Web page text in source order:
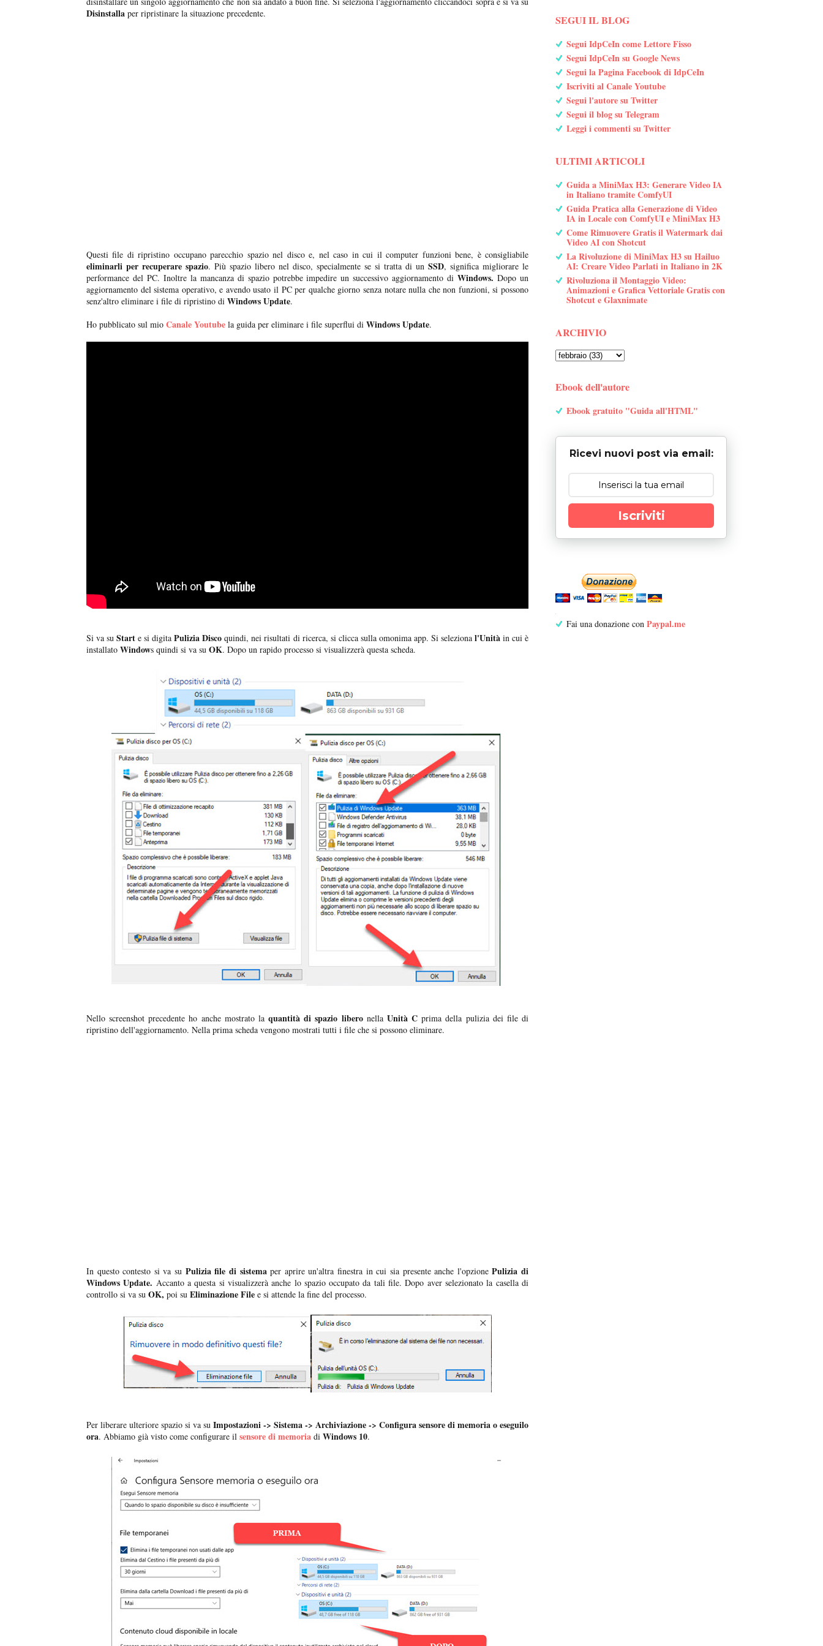
Disinstalla per ripristinare la situazione precedente.
Questi file di ripristino occupano parecchio spazio nel disco e, nel caso in cui il computer funzioni bene, è consigliabile
eliminarli per recuperare spazio. Più spazio libero nel disco, specialmente se si tratta di un SSD, significa migliorare le
performance del PC. Inoltre la mancanza di spazio potrebbe impedire un successivo aggiornamento diWindows. Dopo un
aggiornamento del sistema operativo, e avendo usato il PC per qualche giorno senza notare nulla che non funzioni, si possono
senz'altro eliminare i file di ripristino di Windows Update.
Ho pubblicato sul mio Canale Youtube la guida per eliminare i file superflui di Windows Update.
Si va su Start e si digitaPulizia Disco quindi, nei risultati di ricerca, si clicca sulla omonima app. Si seleziona l'Unitàin cui è
installato Windows quindi si va su OK. Dopo un rapido processo si visualizzerà questa scheda.
Nello screenshot precedente ho anche mostrato laquantità di spazio liberonellaUnità C prima della pulizia dei file di
ripristino dell'aggiornamento. Nella prima scheda vengono mostrati tutti i file che si possono eliminare.
In questo contesto si va su Pulizia file di sistemaper aprire un'altra finestra in cui sia presente anche l'opzionePulizia di
Windows Update. Accanto a questa si visualizzerà anche lo spazio occupato da tali file. Dopo aver selezionato la casella di
controllo si va su OK, poi su Eliminazione File e si attende la fine del processo.
Per liberare ulteriore spazio si va su Impostazioni -> Sistema -> Archiviazione -> Configura sensore di memoria o eseguilo
ora. Abbiamo già visto come configurare il sensore di memoria di Windows 10.
SEGUI IL BLOG
Segui IdpCeIn come Lettore Fisso
Segui IdpCeIn su Google News
Segui la Pagina Facebook di IdpCeIn
Iscriviti al Canale Youtube
Segui l'autore su Twitter
Segui il blog su Telegram
Leggi i commenti su Twitter
ULTIMI ARTICOLI
Guida a MiniMax H3: Generare Video IA
in Italiano tramite ComfyUI
Guida Pratica alla Generazione di Video
IA in Locale con ComfyUI e MiniMax H3
Come Rimuovere Gratis il Watermark dai
Video AI con Shotcut
La Rivoluzione di MiniMax H3 su Hailuo
AI: Creare Video Parlati in Italiano in 2K
Rivoluziona il Montaggio Video:
Animazioni e Grafica Vettoriale Gratis con
Shotcut e Glaxnimate
ARCHIVIO
Ebook dell'autore
Ebook gratuito "Guida all'HTML"
Ricevi nuovi post via email:
Iscriviti
Fai una donazione con Paypal.me